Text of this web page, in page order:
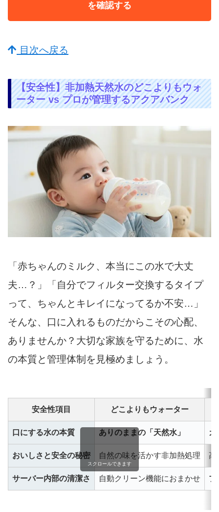
を確認する
目次へ戻る
【安全性】非加熱天然水のどこよりもウォ
ーター vs プロが管理するアクアバンク
「赤ちゃんのミルク、本当にこの水で大丈
夫…？」「自分でフィルター交換するタイプ
って、ちゃんとキレイになってるか不安…」
そんな、口に入れるものだからこその心配、
ありませんか？大切な家族を守るために、水
の本質と管理体制を見極めましょう。
安全性項目 どこよりもウォーター
口にする水の本質 ありのままの「天然水」 カ
おいしさと安全の秘密 自然の味を活かす非加熱処理 高
サーバー内部の清潔さ 自動クリーン機能におまかせ プ
スクロールできます